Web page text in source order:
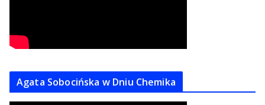
Agata Sobocińska w Dniu Chemika